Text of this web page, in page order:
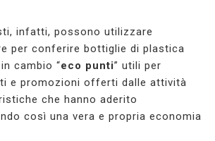
infatti, possono utilizzare
per conferire bottiglie di plastica
cambio “eco punti” utili per
e promozioni offerti dalle attività
che hanno aderito
così una vera e propria economia